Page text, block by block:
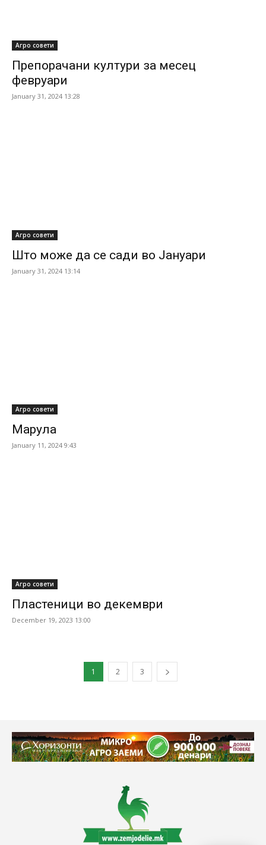
Агро совети
Препорачани култури за месец
февруари
January 31, 2024 13:28
Агро совети
Што може да се сади во Јануари
January 31, 2024 13:14
Агро совети
Марула
January 11, 2024 9:43
Агро совети
Пластеници во декември
December 19, 2023 13:00
1 2 3